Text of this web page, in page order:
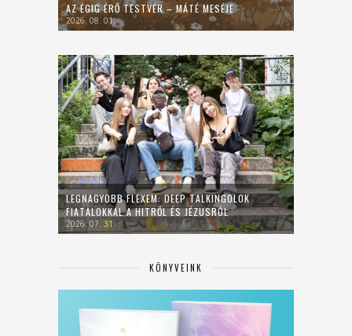
AZ ÉGIG ÉRŐ TESTVÉR – MÁTÉ MESÉJE
2026. 08. 01.
LEGNAGYOBB FLEXEM: DEEP TALKINGOLOK
FIATALOKKAL A HITRŐL ÉS JÉZUSRÓL
2026. 07. 31.
KÖNYVEINK